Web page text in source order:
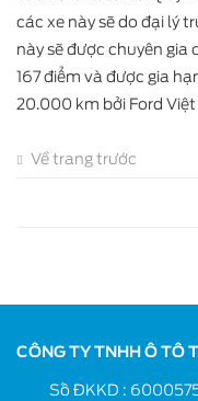
các xe này sẽ do đại lý
này sẽ được chuyên
167 điểm và được gia
20.000 km bởi Ford
Về trang trước
CÔNG TY TNHH Ô TÔ
Số ĐKKD :